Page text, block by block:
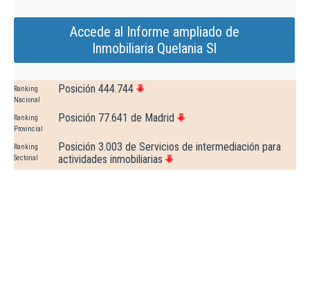
Accede al Informe ampliado de
Inmobiliaria Quelania Sl
Ranking
Nacional
Posición 444.744
Ranking
Provincial
Posición 77.641 de Madrid
Ranking
Sectorial
Posición 3.003 de Servicios de intermediación para
actividades inmobiliarias